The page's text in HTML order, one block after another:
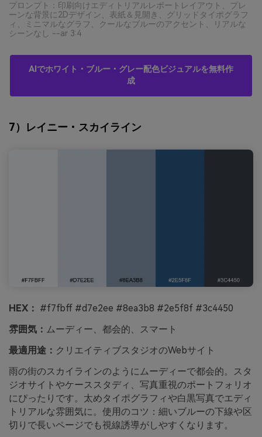
プロンプト：印刷向けエディトリアルレポートレイアウト、プレ
ーンな背景に2Dデザイン、表紙＆見開き、グリッドタイポグラフ
ィ、ミニマルなグラフ、クールなブルーのアクセント、リアルな
シーンなし --ar 3:4
AIでホワイト・ブルー・グレー配色ビジュアルを無料作
成
7）レイニー・スカイライン
HEX： #f7fbff #d7e2ee #8ea3b8 #2e5f8f #3c4450
雰囲気： ムーディー、都会的、スマート
最適用途： クリエイティブスタジオのWebサイト
雨の街のスカイラインのようにムーディーで都会的。スタ
ジオサイトやケーススタディ、写真重視のポートフォリオ
にぴったりです。太めタイポグラフィや白黒写真でエディ
トリアルな雰囲気に。使用のコツ：細いブルーの下線や区
切りで長いページでも視線誘導がしやすくなります。